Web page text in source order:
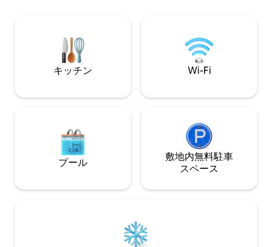
イベートで楽しめます。
キッチン Wi-Fi
プール
敷地内無料駐⁠車
ス⁠ペ⁠ー⁠ス